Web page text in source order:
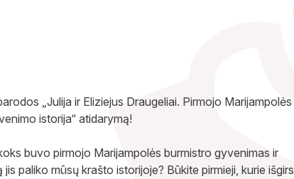
„Julija ir Eliziejus Draugeliai. Pirmojo Marijampolės
istorija“ atidarymą!
buvo pirmojo Marijampolės burmistro gyvenimas ir
paliko mūsų krašto istorijoje? Būkite pirmieji, kurie išgirs